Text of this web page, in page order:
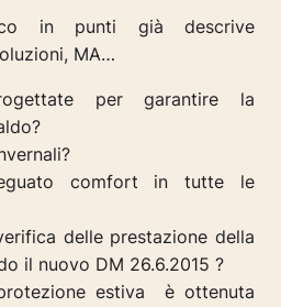
in punti già descrive
MA…
per garantire la
comfort in tutte le
delle prestazione della
il nuovo DM 26.6.2015 ?
estiva è ottenuta